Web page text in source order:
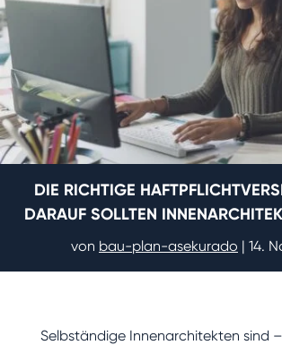
DIE RICHTIGE
DARAUF SOLLTEN
von bau-plan-asekurado | 14.
Selbständige Innenarchitekten sind